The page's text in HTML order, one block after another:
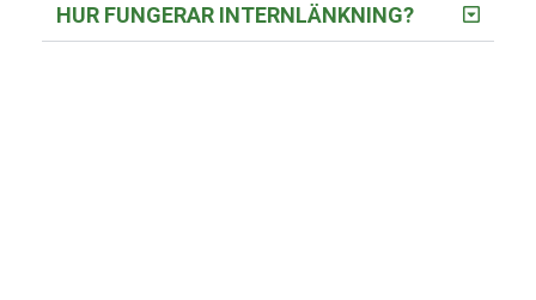
HUR FUNGERAR INTERNLÄNKNING?